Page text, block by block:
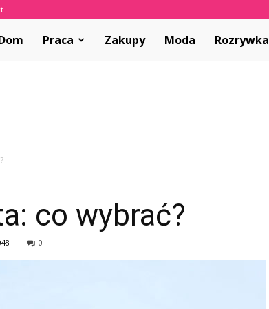
Praca Zakupy Moda Rozrywka
co wybrać?
0